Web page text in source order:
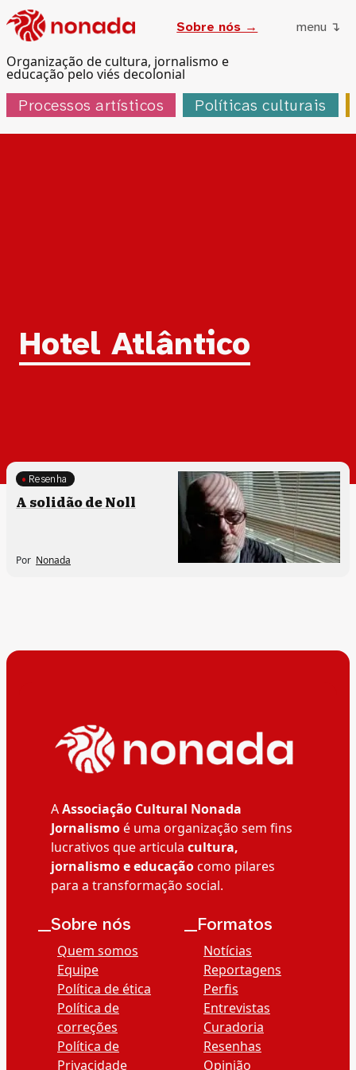
Organização de cultura, jornalismo e
educação pelo viés decolonial
Sobre nós → menu ↴
Processos artísticos Políticas culturais
Tag:
Hotel Atlântico
Processos artísticos
Resenha
A solidão de Noll
Por Nonada
AAssociação Cultural Nonada
Jornalismoé uma organização sem fins
lucrativos que articula cultura,
jornalismo e educaçãocomo pilares
para a transformação social.
__Sobre nós
Quem somos
Equipe
Política de ética
Política de
correções
Política de
Privacidade
__Formatos
Notícias
Reportagens
Perfis
Entrevistas
Curadoria
Resenhas
Opinião